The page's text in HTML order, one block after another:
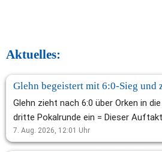
Aktuelles:
Glehn zieht nach 6:0 über Orken in die
dritte Pokalrunde ein = Dieser Auftakt
macht Lust auf die neue Saison: Mit
einem auch in dieser Höhe verdienten
7. Aug. 2026, 12:01 Uhr